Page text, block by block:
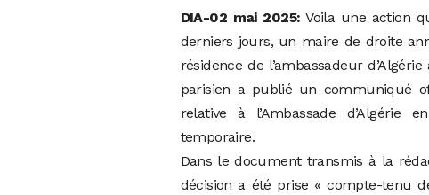
DIA-02 mai 2025: Voila une action
derniers jours, un maire de droite
résidence de l’ambassadeur d’Algérie
parisien a publié un communiqué
relative à l’Ambassade d’Algérie
temporaire.
Dans le document transmis à la
décision a été prise « compte-tenu